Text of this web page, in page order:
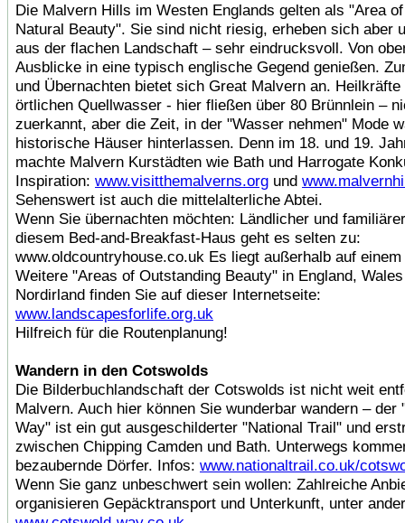
Die Malvern Hills im Westen Englands gelten als "Area
Natural Beauty". Sie sind nicht riesig, erheben sich aber
aus der flachen Landschaft – sehr eindrucksvoll. Von
Ausblicke in eine typisch englische Gegend genießen.
und Übernachten bietet sich Great Malvern an. Heilkräfte
örtlichen Quellwasser - hier fließen über 80 Brünnlein –
zuerkannt, aber die Zeit, in der "Wasser nehmen" Mode
historische Häuser hinterlassen. Denn im 18. und 19.
machte Malvern Kurstädten wie Bath und Harrogate
Inspiration: www.visitthemalverns.org und
Sehenswert ist auch die mittelalterliche Abtei.
Wenn Sie übernachten möchten: Ländlicher und
diesem Bed-and-Breakfast-Haus geht es selten zu:
www.oldcountryhouse.co.uk Es liegt außerhalb auf
Weitere "Areas of Outstanding Beauty" in England,
Nordirland finden Sie auf dieser Internetseite:
www.landscapesforlife.org.uk
Hilfreich für die Routenplanung!
Wandern in den Cotswolds
Die Bilderbuchlandschaft der Cotswolds ist nicht weit
Malvern. Auch hier können Sie wunderbar wandern – der
Way" ist ein gut ausgeschilderter "National Trail" und
zwischen Chipping Camden und Bath. Unterwegs
bezaubernde Dörfer. Infos: www.nationaltrail.co.uk/
Wenn Sie ganz unbeschwert sein wollen: Zahlreiche
organisieren Gepäcktransport und Unterkunft, unter